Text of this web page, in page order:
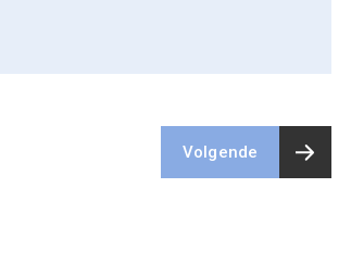
Volgende